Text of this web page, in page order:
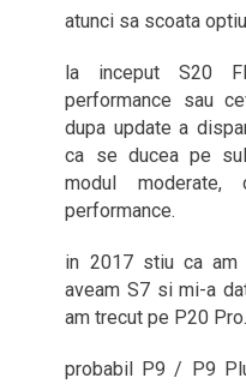
atunci sa scoata
la inceput S20
performance sau
dupa update a
ca se ducea pe
modul
performance.
in 2017 stiu ca
aveam S7 si mi-a
am trecut pe P20 Pro.
probabil P9 / P9